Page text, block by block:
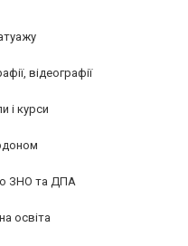
відеографії
і курси
ЗНО та ДПА
освіта